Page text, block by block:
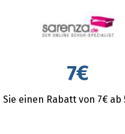
7€
Sie einen Rabatt von 7€ ab